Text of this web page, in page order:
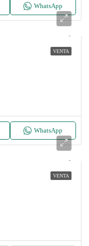
WhatsApp
VENTA
WhatsApp
VENTA